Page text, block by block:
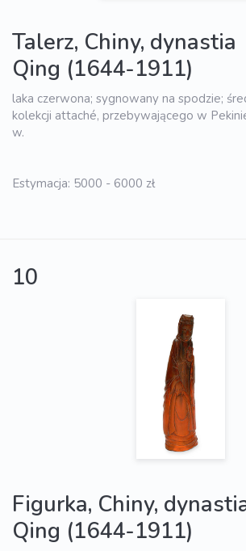
Talerz, Chiny, dynastia
Qing (1644-1911)
laka czerwona; sygnowany na spodzie;
kolekcji attaché, przebywającego w
w.
Estymacja: 5000 - 6000 zł
10
Figurka, Chiny,
Qing (1644-1911)